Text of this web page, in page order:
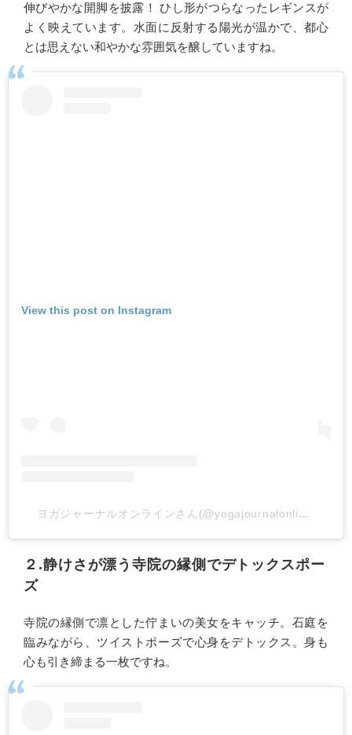
伸びやかな開脚を披露！ ひし形がつらなったレギンスが
よく映えています。水面に反射する陽光が温かで、都心
とは思えない和やかな雰囲気を醸していますね。
View this post on Instagram
ヨガジャーナルオンラインさん(@yogajournalonline)がシェアした投稿
２.静けさが漂う寺院の縁側でデトックスポー
ズ
寺院の縁側で凛とした佇まいの美女をキャッチ。石庭を
臨みながら、ツイストポーズで心身をデトックス。身も
心も引き締まる一枚ですね。